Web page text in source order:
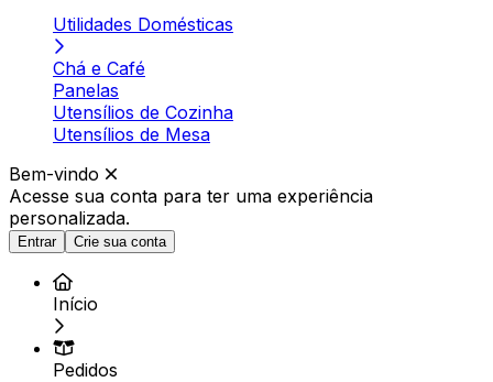
Utilidades Domésticas
Chá e Café
Panelas
Utensílios de Cozinha
Utensílios de Mesa
Bem-vindo
Acesse sua conta para ter uma experiência
personalizada.
Entrar Crie sua conta
Início
Pedidos